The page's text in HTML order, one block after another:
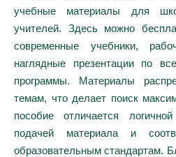
учебные материалы для
учителей. Здесь можно
современные учебники,
наглядные презентации по
программы. Материалы
темам, что делает поиск
пособие отличается
подачей материала и
образовательным стандартам.